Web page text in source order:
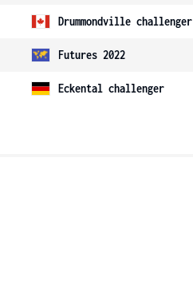
Drummondville challenger
Futures 2022
Eckental challenger